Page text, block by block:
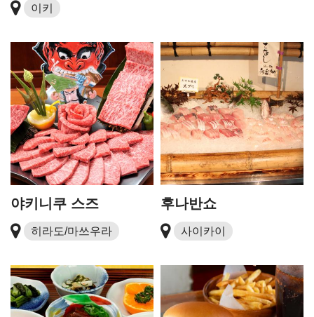
이키
야키니쿠 스즈
히라도/마쓰우라
후나반쇼
사이카이